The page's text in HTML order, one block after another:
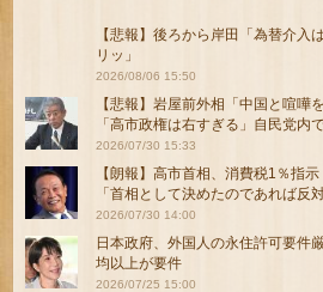
【悲報】後ろから岸田「為替介入
リッ」
2026/08/06 15:50
【悲報】岩屋前外相「中国と喧嘩
「高市政権は右すぎる」自民党内
2026/07/30 15:33
【朗報】高市首相、消費税1％
「首相として決めたのであれば反
2026/07/30 14:00
日本政府、外国人の永住許可要
均以上が要件
2026/07/25 15:00